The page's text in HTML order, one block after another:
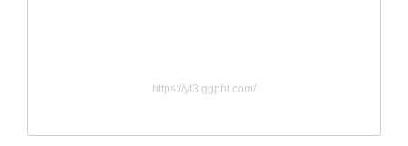
https://yt3.ggpht.com/